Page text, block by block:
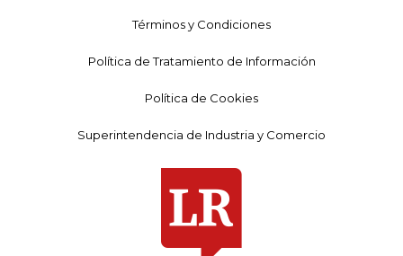
Términos y Condiciones
Política de Tratamiento de Información
Política de Cookies
Superintendencia de Industria y Comercio